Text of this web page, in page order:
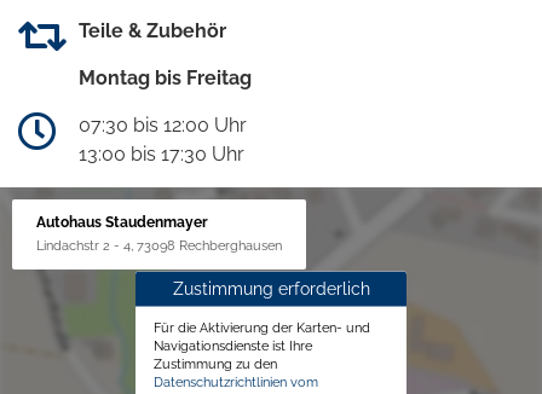
Teile & Zubehör
Montag bis Freitag
07:30 bis 12:00 Uhr
13:00 bis 17:30 Uhr
Autohaus Staudenmayer
Lindachstr 2 - 4, 73098 Rechberghausen
Zustimmung erforderlich
Für die Aktivierung der Karten- und
Navigationsdienste ist Ihre
Zustimmung zu den
Datenschutzrichtlinien vom